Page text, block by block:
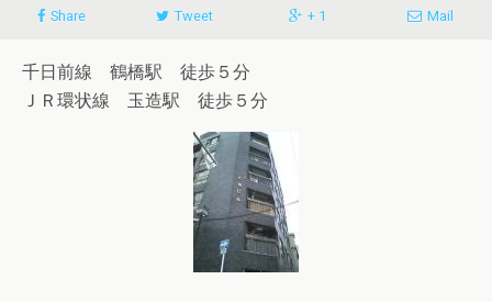
Share Tweet + 1 Mail
千日前線 鶴橋駅 徒歩５分
ＪＲ環状線 玉造駅 徒歩５分